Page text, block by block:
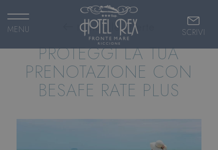
MENU SCRIVI
torna alle offerte
PROTEGGI LA TUA
PRENOTAZIONE CON
BESAFE RATE PLUS